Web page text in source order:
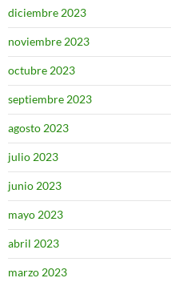
diciembre 2023
noviembre 2023
octubre 2023
septiembre 2023
agosto 2023
julio 2023
junio 2023
mayo 2023
abril 2023
marzo 2023